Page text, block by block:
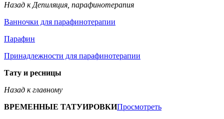
Назад к Депиляция, парафинотерапия
Ванночки для парафинотерапии
Парафин
Принадлежности для парафинотерапии
Тату и ресницы
Назад к главному
ВРЕМЕННЫЕ ТАТУИРОВКИПросмотреть